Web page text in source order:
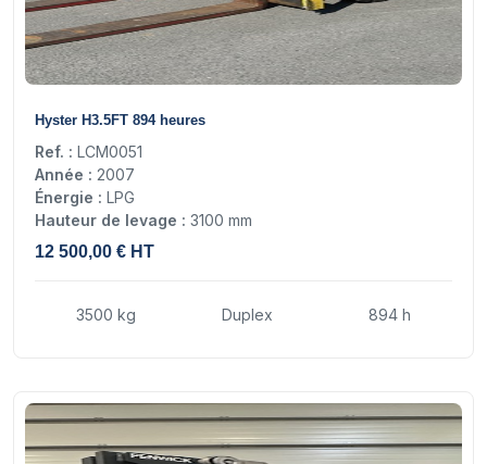
Hyster H3.5FT 894 heures
Ref. : LCM0051
Année : 2007
Énergie : LPG
Hauteur de levage : 3100 mm
12 500,00 € HT
3500 kg Duplex 894 h